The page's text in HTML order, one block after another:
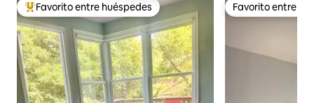
Favorito entre huéspedes preferido
Favorito entre huéspedes Favorito entre
Favorito entre